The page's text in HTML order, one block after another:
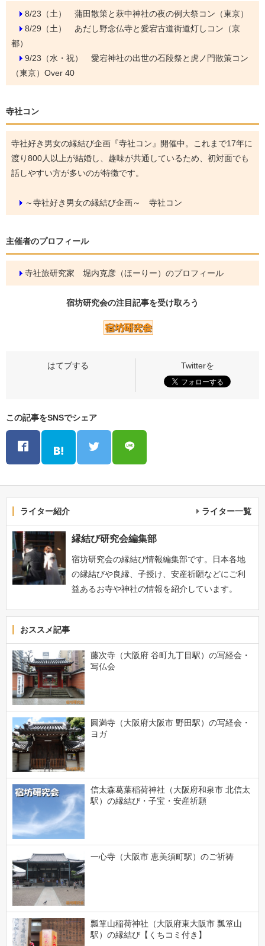
8/23（土） 蒲田散策と萩中神社の夜の例大祭コン（東京）
8/29（土） あだし野念仏寺と愛宕古道街道灯しコン（京
都）
9/23（水・祝） 愛宕神社の出世の石段祭と虎ノ門散策コン
（東京）Over 40
寺社コン
寺社好き男女の縁結び企画『寺社コン』開催中。これまで17年に
渡り800人以上が結婚し、趣味が共通しているため、初対面でも
話しやすい方が多いのが特徴です。
～寺社好き男女の縁結び企画～ 寺社コン
主催者のプロフィール
寺社旅研究家 堀内克彦（ほーりー）のプロフィール
宿坊研究会の注目記事を受け取ろう
この記事をSNSでシェア
ライター紹介 ライター一覧
縁結び研究会編集部
宿坊研究会の縁結び情報編集部です。日本各地
の縁結びや良縁、子授け、安産祈願などにご利
益あるお寺や神社の情報を紹介しています。
おススメ記事
藤次寺（大阪府 谷町九丁目駅）の写経会・
写仏会
圓満寺（大阪府大阪市 野田駅）の写経会・
ヨガ
信太森葛葉稲荷神社（大阪府和泉市 北信太
駅）の縁結び・子宝・安産祈願
一心寺（大阪市 恵美須町駅）のご祈祷
瓢箪山稲荷神社（大阪府東大阪市 瓢箪山
駅）の縁結び【くちコミ付き】